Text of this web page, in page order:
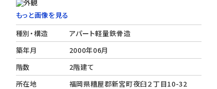
もっと画像を見る
種別・構造
アパート軽量鉄骨造
築年月
2000年06月
階数
2階建て
所在地
福岡県糟屋郡新宮町夜臼２丁目10-32